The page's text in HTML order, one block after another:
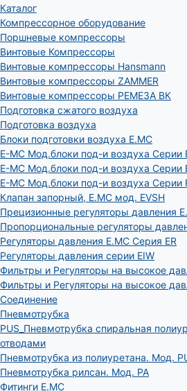
Каталог
Компрессорное оборудование
Поршневые компрессоры
Винтовые Компрессоры
Винтовые компрессоры Hansmann
Винтовые компрессоры ZAMMER
Винтовые компрессоры РЕМЕЗА ВК
Подготовка сжатого воздуха
Подготовка воздуха
Блоки подготовки воздуха E.MC
E-MC Мод.блоки под-и воздуха Серии
E-MC Мод.блоки под-и воздуха Серии
E-MC Мод.блоки под-и воздуха Серии
Клапан запорный, E.MC мод. EVSH
Прецизионные регуляторы давления
Пропорциональные регуляторы
Регуляторы давления E.MC Серия ER
Регуляторы давления серии EIW
Фильтры и Регуляторы на высокое
Фильтры и Регуляторы на высокое
Соединение
Пневмотрубка
PUS_Пневмотрубка спиральная
отводами
Пневмотрубка из полиуретана. Мод.
Пневмотрубка рилсан. Мод. PA
Фитинги E.MC